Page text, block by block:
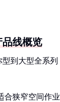
线概览
到大型全系
合狭窄空间作业